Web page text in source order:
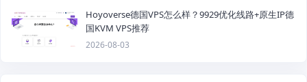
Hoyoverse德国VPS怎么样？9929优化线路+原生IP德
国KVM VPS推荐
2026-08-03